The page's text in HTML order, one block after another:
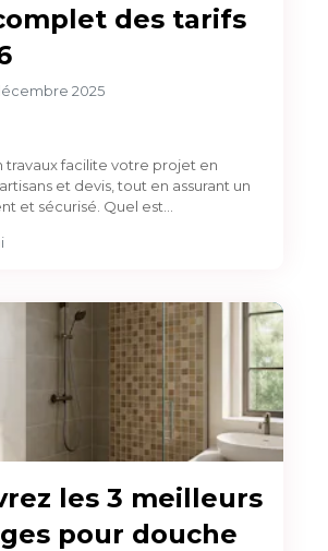
des tarifs
2025
travaux facilite votre projet en
et devis, tout en assurant un
et sécurisé. Quel est…
les 3 meilleurs
pour douche